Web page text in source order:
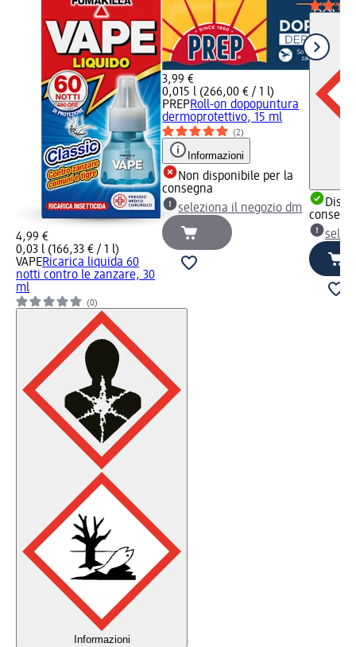
4,99 €
0,03 l (166,33 € / 1 l)
VAPERicarica liquida 60
notti contro le zanzare, 30
ml
(0)
Informazioni
3,99 €
0,015 l (266,00 € / 1 l)
PREPRoll-on dopopuntura
dermoprotettivo, 15 ml
(2)
Informazioni
Non disponibile per la
consegna
seleziona il negozio dm